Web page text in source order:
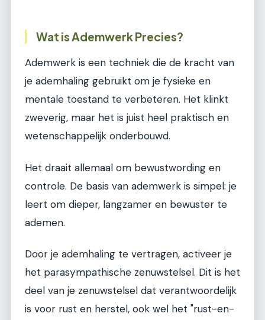
Wat is Ademwerk Precies?
Ademwerk is een techniek die de kracht van
je ademhaling gebruikt om je fysieke en
mentale toestand te verbeteren. Het klinkt
zweverig, maar het is juist heel praktisch en
wetenschappelijk onderbouwd.
Het draait allemaal om bewustwording en
controle. De basis van ademwerk is simpel: je
leert om dieper, langzamer en bewuster te
ademen.
Door je ademhaling te vertragen, activeer je
het parasympathische zenuwstelsel. Dit is het
deel van je zenuwstelsel dat verantwoordelijk
is voor rust en herstel, ook wel het "rust-en-